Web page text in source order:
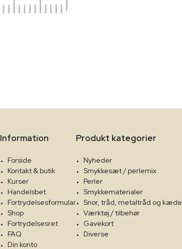
Information
Forside
Kontakt & butik
Kurser
Handelsbet.
Fortrydelsesformular
Shop
Fortrydelsesret
FAQ
Din konto
Produkt kategorier
Nyheder
Smykkesæt / perlemix
Perler
Smykkematerialer
Snor, tråd, metaltråd og kæde
Værktøj / tilbehør
Gavekort
Diverse